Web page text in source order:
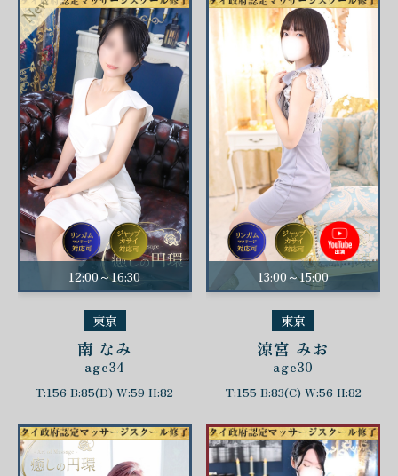
12:00～16:30
東京
南 なみ
age34
T:156 B:85(D) W:59 H:82
13:00～15:00
東京
涼宮 みお
age30
T:155 B:83(C) W:56 H:82